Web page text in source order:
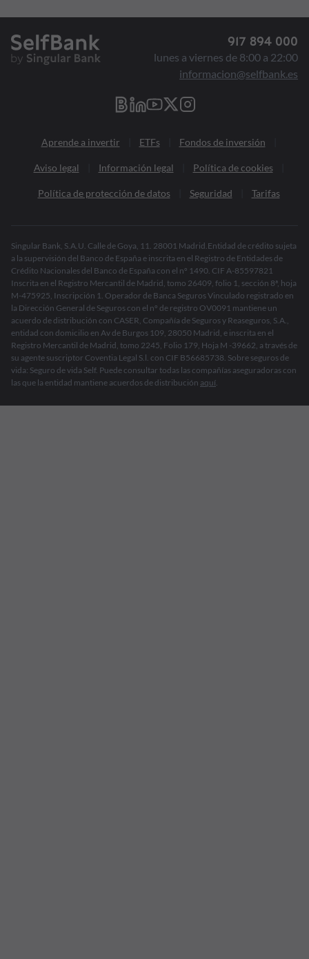
917 894 000
lunes a viernes de 8:00 a 22:00
informacion@selfbank.es
Aprende a invertir ETFs Fondos de inversión
Aviso legal Información legal Política de cookies
Política de protección de datos Seguridad Tarifas
Singular Bank, S.A.U. Calle de Goya, 11. 28001 Madrid.Entidad de crédito sujeta
a la supervisión del Banco de España e inscrita en el Registro de Entidades de
Crédito Nacionales del Banco de España con el nº 1490. CIF A-85597821
Inscrita en el Registro Mercantil de Madrid, tomo 26409, folio 1, sección 8ª, hoja
M-475925, Inscripción 1. Operador de Banca Seguros Vinculado registrado en
la Dirección General de Seguros con el nº de registro OV0091 mantiene un
acuerdo de distribución con CASER, Compañía de Seguros y Reaseguros, S.A.,
entidad con domicilio en Av de Burgos 109, 28050 Madrid, e inscrita en el
Registro Mercantil de Madrid, tomo 2245, Folio 179, Hoja M -39662, a través de
su agente suscriptor Coventia Legal S.l. con CIF B56685738. Sobre seguros de
vida: Seguro de vida Self. Puede consultar todas las compañías aseguradoras con
las que la entidad mantiene acuerdos de distribución aquí.